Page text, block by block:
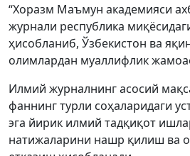
Volume 3_2, 2026
Volume 5_5, 2026
Volume 5_3, 2026
Volume 5_2, 2026
“Хоразм Маъмун академияси
журнали республика
ҳисобланиб, Ўзбекистон ва
олимлардан муаллифлик
Илмий журналнинг асосий
фаннинг турли соҳаларидаги
эга йирик илмий тадқиқот
натижаларини нашр қилиш ва